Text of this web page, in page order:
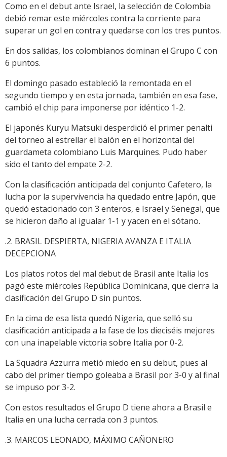
Como en el debut ante Israel, la selección de Colombia
debió remar este miércoles contra la corriente para
superar un gol en contra y quedarse con los tres puntos.
En dos salidas, los colombianos dominan el Grupo C con
6 puntos.
El domingo pasado estableció la remontada en el
segundo tiempo y en esta jornada, también en esa fase,
cambió el chip para imponerse por idéntico 1-2.
El japonés Kuryu Matsuki desperdició el primer penalti
del torneo al estrellar el balón en el horizontal del
guardameta colombiano Luis Marquines. Pudo haber
sido el tanto del empate 2-2.
Con la clasificación anticipada del conjunto Cafetero, la
lucha por la supervivencia ha quedado entre Japón, que
quedó estacionado con 3 enteros, e Israel y Senegal, que
se hicieron daño al igualar 1-1 y yacen en el sótano.
.2. BRASIL DESPIERTA, NIGERIA AVANZA E ITALIA
DECEPCIONA
Los platos rotos del mal debut de Brasil ante Italia los
pagó este miércoles República Dominicana, que cierra la
clasificación del Grupo D sin puntos.
En la cima de esa lista quedó Nigeria, que selló su
clasificación anticipada a la fase de los dieciséis mejores
con una inapelable victoria sobre Italia por 0-2.
La Squadra Azzurra metió miedo en su debut, pues al
cabo del primer tiempo goleaba a Brasil por 3-0 y al final
se impuso por 3-2.
Con estos resultados el Grupo D tiene ahora a Brasil e
Italia en una lucha cerrada con 3 puntos.
.3. MARCOS LEONADO, MÁXIMO CAÑONERO